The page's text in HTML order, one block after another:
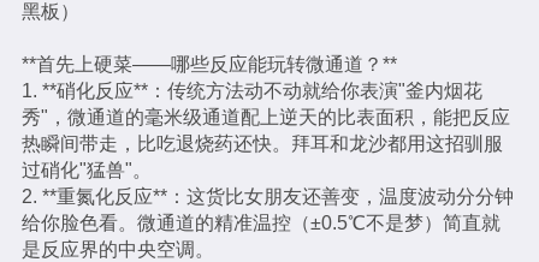
黑板）
**首先上硬菜——哪些反应能玩转微通道？**
1. **硝化反应**：传统方法动不动就给你表演"釜内烟花
秀"，微通道的毫米级通道配上逆天的比表面积，能把反应
热瞬间带走，比吃退烧药还快。拜耳和龙沙都用这招驯服
过硝化"猛兽"。
2. **重氮化反应**：这货比女朋友还善变，温度波动分分钟
给你脸色看。微通道的精准温控（±0.5℃不是梦）简直就
是反应界的中央空调。